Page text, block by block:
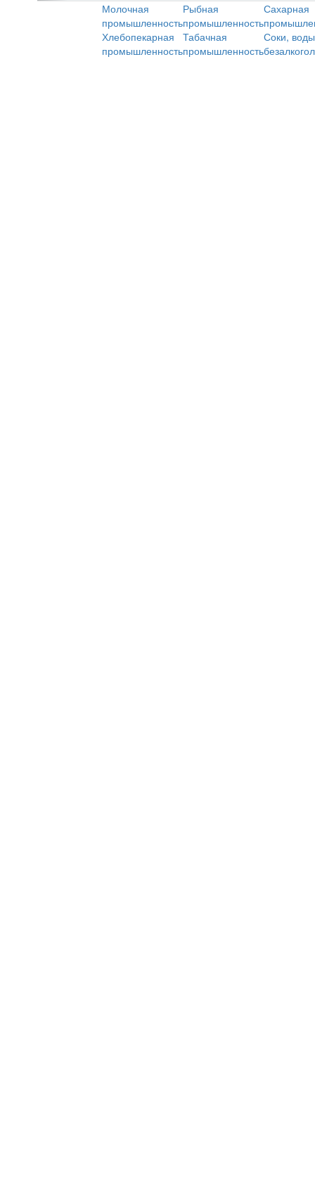
Молочная
промышленность
Рыбная
промышленность
Сахарная
Хлебопекарная
промышленность
Табачная
промышленность
Соки,